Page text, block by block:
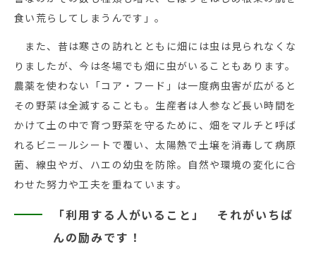
食い荒らしてしまうんです」。
また、昔は寒さの訪れとともに畑には虫は見られなくな
りましたが、今は冬場でも畑に虫がいることもあります。
農薬を使わない「コア・フード」は一度病虫害が広がると
その野菜は全滅することも。生産者は人参など長い時間を
かけて土の中で育つ野菜を守るために、畑をマルチと呼ば
れるビニールシートで覆い、太陽熱で土壌を消毒して病原
菌、線虫やガ、ハエの幼虫を防除。自然や環境の変化に合
わせた努力や工夫を重ねています。
「利用する人がいること」 それがいちば
んの励みです！